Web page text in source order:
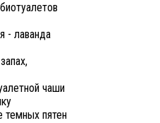
- лаванда
чаши
темных пятен